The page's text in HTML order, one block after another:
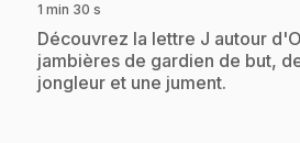
1 min 30 s
.Découvrez la lettre J autour
jambières de gardien de but,
jongleur et une jument.